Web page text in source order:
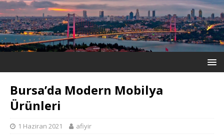
Bursa’da Modern Mobilya
Ürünleri
1 Haziran 2021 afiyir